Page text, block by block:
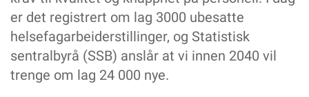
Slik veies sensorbruk opp mot personvernet
Nyheter fra Hjelpemiddelmessa
Fasilitator, en rolle som bidrar til faglig kompetanseheving
Realistisk trening – uten risiko for pasientene
Bør helsefagarbeidere reparere høreapparat?
er det registrert om lag 3000 ubesatte
helsefagarbeiderstillinger, og Statistisk
sentralbyrå (SSB) anslår at vi innen 2040 vil
trenge om lag 24 000 nye.